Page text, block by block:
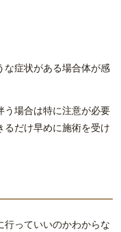
な症状がある場合体が感
う場合は特に注意が必要
だけ早めに施術を受け
行っていいのかわからな